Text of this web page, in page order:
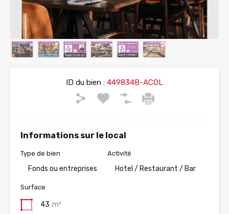
ID du bien : 449834B-ACOL
Informations sur le local
Type de bien
Fonds ou entreprises
Activité
Hotel / Restaurant / Bar
Surface
43 m²